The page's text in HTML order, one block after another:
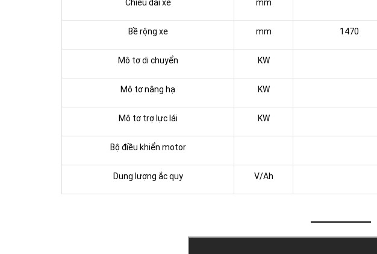
Chiều dài xe mm
Bề rộng xe mm 1470
Mô tơ di chuyển KW
Mô tơ nâng hạ KW
Mô tơ trợ lực lái KW
Bộ điều khiển motor
Dung lượng ắc quy V/Ah